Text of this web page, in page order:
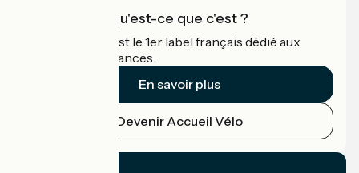
Accueil Vélo qu'est-ce que c'est ?
Accueil Vélo c'est le 1er label français dédié aux
cyclistes en vacances.
En savoir plus
Devenir Accueil Vélo